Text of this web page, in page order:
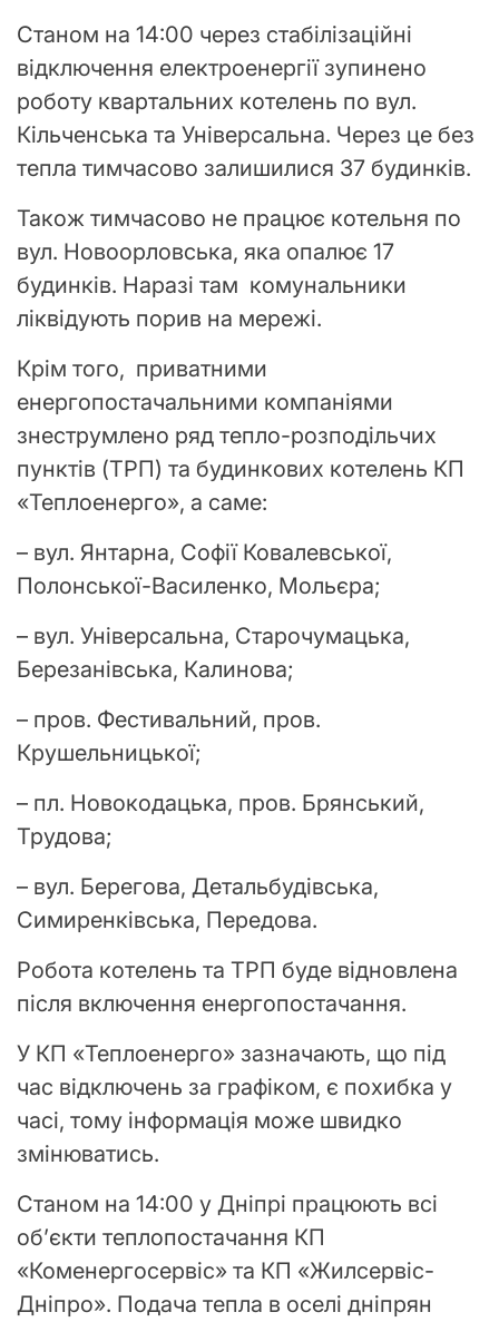
Станом на 14:00 через стабілізаційні
відключення електроенергії зупинено
роботу квартальних котелень по вул.
Кільченська та Універсальна. Через це без
тепла тимчасово залишилися 37 будинків.
Також тимчасово не працює котельня по
вул. Новоорловська, яка опалює 17
будинків. Наразі там комунальники
ліквідують порив на мережі.
Крім того, приватними
енергопостачальними компаніями
знеструмлено ряд тепло-розподільчих
пунктів (ТРП) та будинкових котелень КП
«Теплоенерго», а саме:
– вул. Янтарна, Софії Ковалевської,
Полонської-Василенко, Мольєра;
– вул. Універсальна, Старочумацька,
Березанівська, Калинова;
– пров. Фестивальний, пров.
Крушельницької;
– пл. Новокодацька, пров. Брянський,
Трудова;
– вул. Берегова, Детальбудівська,
Симиренківська, Передова.
Робота котелень та ТРП буде відновлена
після включення енергопостачання.
У КП «Теплоенерго» зазначають, що під
час відключень за графіком, є похибка у
часі, тому інформація може швидко
змінюватись.
Станом на 14:00 у Дніпрі працюють всі
об’єкти теплопостачання КП
«Коменергосервіс» та КП «Жилсервіс-
Дніпро». Подача тепла в оселі дніпрян